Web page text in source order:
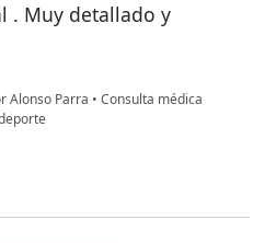
. Muy detallado y
Alonso Parra • Consulta médica